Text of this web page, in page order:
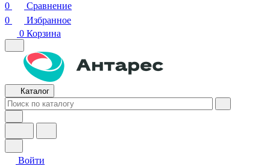
0
Сравнение
0
Избранное
0 Корзина
Каталог
Войти